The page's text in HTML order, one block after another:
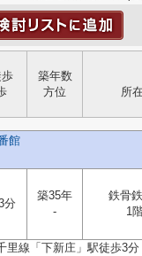
築年数
方位
所
館
分
築35年
-
鉄骨
1
線「下新庄」駅徒歩3